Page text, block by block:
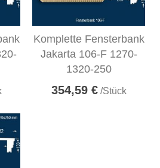
Komplette Fensterbank
Jakarta 106-F 1270-
1320-250
354,59 €/Stück